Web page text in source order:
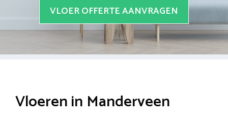
VLOER OFFERTE AANVRAGEN
Vloeren in Manderveen